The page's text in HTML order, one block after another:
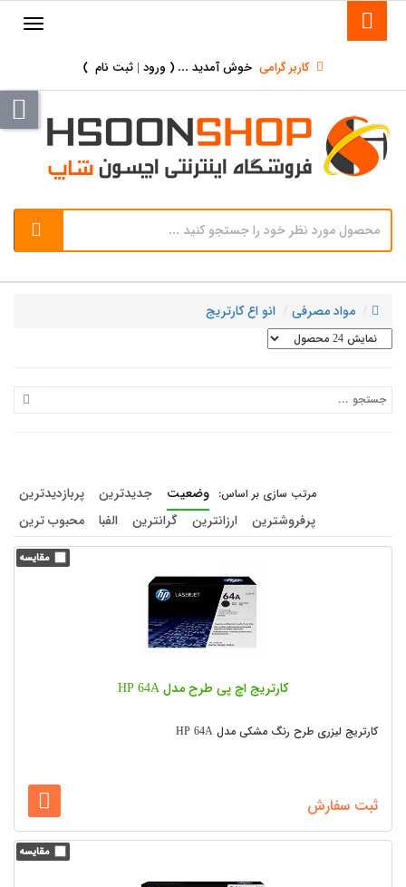
کاربر گرامی خوش آمدید ... ( ورود | ثبت نام )
مواد مصرفی انو اع کارتریج
وضعیت جدیدترین
پربازدیدترین
پرفروشترین
ارزانترین گرانترین الفبا محبوب ترین
کارتریج اچ پی طرح مدل HP 64A
کارتریج لیزری طرح رنگ مشکی مدل HP 64A
ثبت سفارش